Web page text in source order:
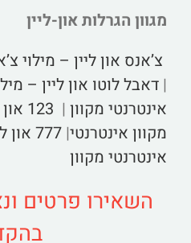
מגוון הגרלות און-ליין
צ’אנס און ליין – מילוי
| דאבל לוטו און ליין –
אינטרנטי מקוון |
מקוון אינטרנטי|
אינטרנטי מקוון
השאירו פרטים